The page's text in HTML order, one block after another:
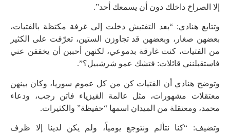
إلا الصراخ داخلك دون أن يسمعك أحد”.
وتتابع هنادي: “بعد التفتيش دخلت إلى غرفة مكتظة بالفتيات،
بعضهن صغار، وبعضهن قد تجاوزن الستين، تعرّفت على الكثير
من الفتيات، كنت غارقة بدموعي، لكنهن أحببن أن يخففن عني
فاستقبلنني قائلات: فتشك عمو شرشبيل؟”.
وتوضح هنادي أن الفتيات كن من كل عموم سوريا، وكان بينهن
معتقلات مشهورات، مثل عالمة الفيزياء فاتن رجب، ودعاء
محمد، ومعتقلة من الميدان اسمها “حفيظة” والكثيرات.
وتضيف: “كنا نتألم ونتوجع يومياً، ولم يكن لدينا إلا ظرف